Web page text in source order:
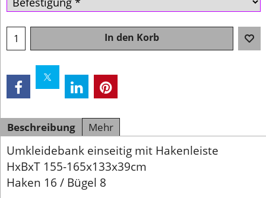
In den Korb
Beschreibung Mehr
Umkleidebank einseitig mit Hakenleiste
HxBxT 155-165x133x39cm
Haken 16 / Bügel 8